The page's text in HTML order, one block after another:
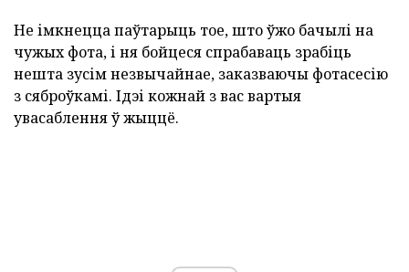
Не імкнецца паўтарыць тое, што ўжо бачылі на
чужых фота, і ня бойцеся спрабаваць зрабіць
нешта зусім незвычайнае, заказваючы фотасесію
з сяброўкамі. Ідэі кожнай з вас вартыя
увасаблення ў жыццё.